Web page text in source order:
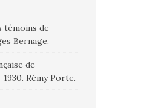
témoins de
Bernage.
de
1930. Rémy Porte.